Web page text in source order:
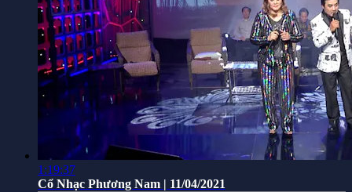
1:19:37
Cổ Nhạc Phương Nam | 11/04/2021